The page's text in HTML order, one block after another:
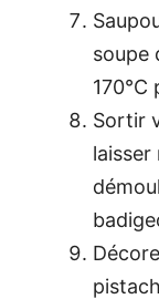
soupe
Sortir